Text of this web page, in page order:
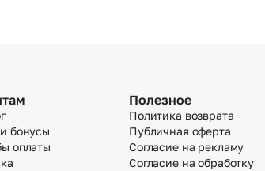
бонусы
оплаты
Полезное
Политика возврата
Публичная оферта
Согласие на рекламу
Согласие на обработку